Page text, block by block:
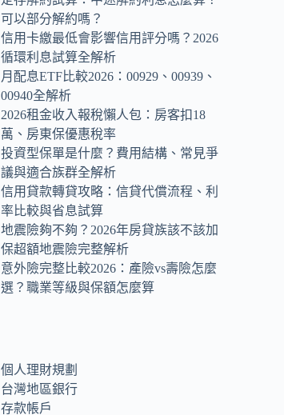
可以部分解約嗎？
信用卡繳最低會影響信用評分嗎？2026
循環利息試算全解析
月配息ETF比較2026：00929、00939、
00940全解析
2026租金收入報稅懶人包：房客扣18
萬、房東保優惠稅率
投資型保單是什麼？費用結構、常見爭
議與適合族群全解析
信用貸款轉貸攻略：信貸代償流程、利
率比較與省息試算
地震險夠不夠？2026年房貸族該不該加
保超額地震險完整解析
意外險完整比較2026：產險vs壽險怎麼
選？職業等級與保額怎麼算
個人理財規劃
台灣地區銀行
存款帳戶